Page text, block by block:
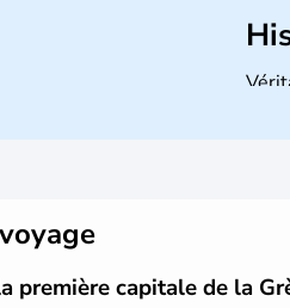
première capitale de la